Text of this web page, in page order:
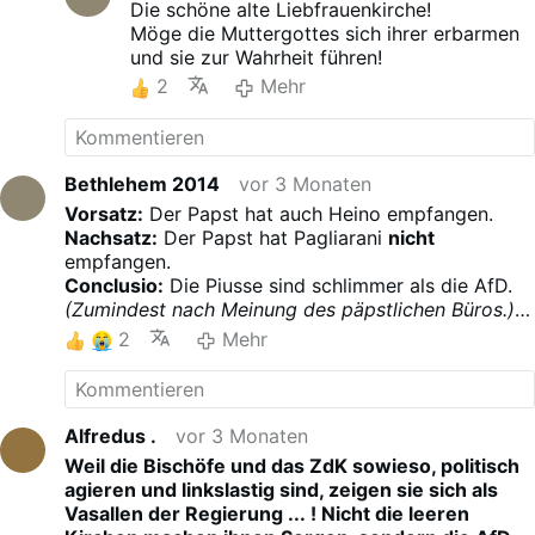
INSA (erhoben vom 8. bis 11.
Mai 2026) offenbaren laut
BILD …
Die schöne alte Liebfrauenkirche!
Möge die Muttergottes sich ihrer erbarmen
und sie zur Wahrheit führen!
2
Mehr
Bethlehem 2014
vor 3 Monaten
Vorsatz: Der Papst hat auch Heino empfangen.
Nachsatz: Der Papst hat Pagliarani nicht
empfangen.
Conclusio: Die Piusse sind schlimmer als die AfD.
(Zumindest nach Meinung des päpstlichen Büros.)
2
Mehr
Alfredus .
vor 3 Monaten
Weil die Bischöfe und das ZdK sowieso, politisch
agieren und linkslastig sind, zeigen sie sich als
Vasallen der Regierung ... ! Nicht die leeren